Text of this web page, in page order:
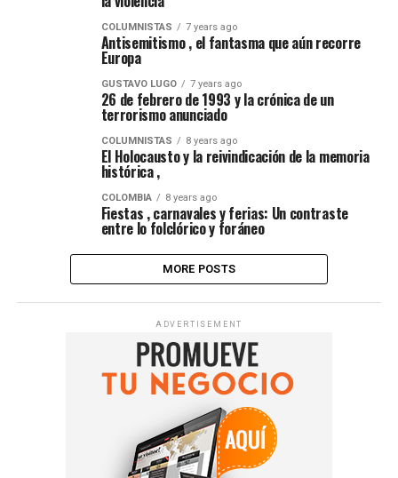
COLUMNISTAS 7 years ago
Antisemitismo , el fantasma que aún recorre
Europa
GUSTAVO LUGO 7 years ago
26 de febrero de 1993 y la crónica de un
terrorismo anunciado
COLUMNISTAS 8 years ago
El Holocausto y la reivindicación de la memoria
histórica ,
COLOMBIA 8 years ago
Fiestas , carnavales y ferias: Un contraste
entre lo folclórico y foráneo
MORE POSTS
ADVERTISEMENT